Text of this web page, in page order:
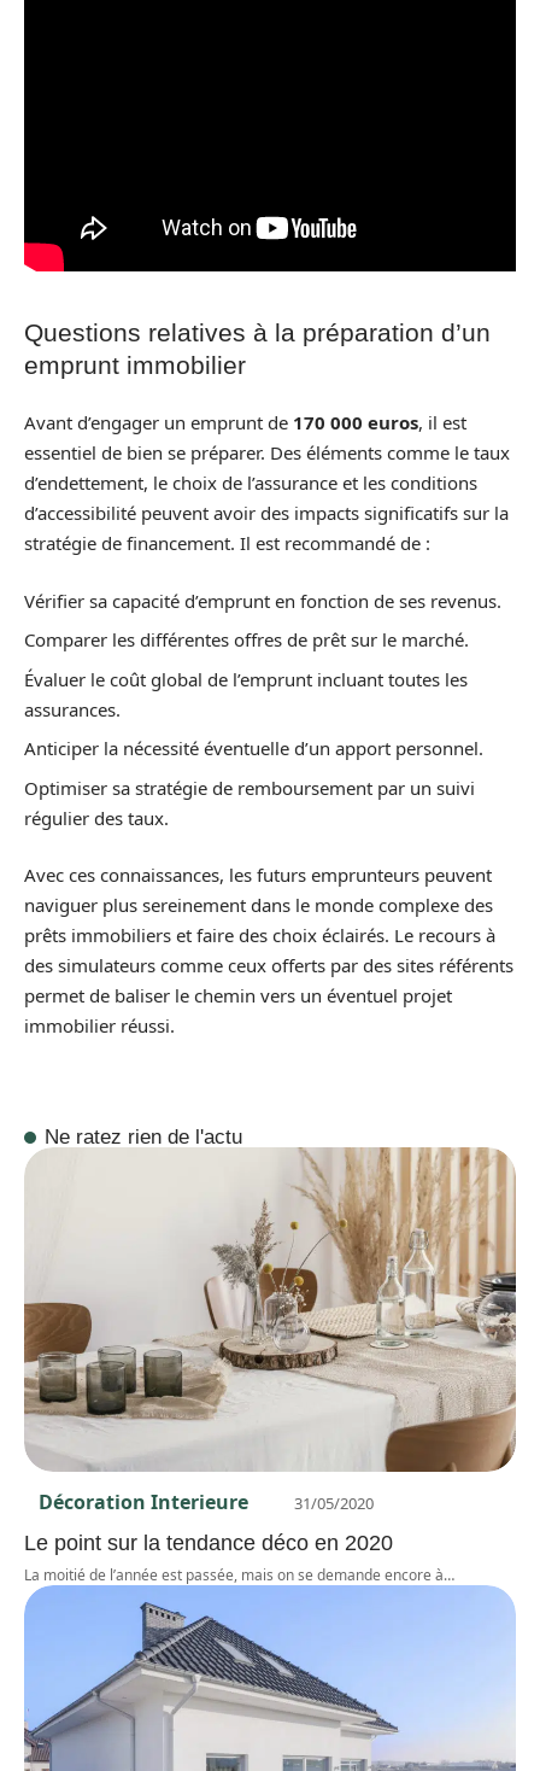
Questions relatives à la préparation d’un
emprunt immobilier
Avant d’engager un emprunt de 170 000 euros, il est
essentiel de bien se préparer. Des éléments comme le taux
d’endettement, le choix de l’assurance et les conditions
d’accessibilité peuvent avoir des impacts significatifs sur la
stratégie de financement. Il est recommandé de :
Vérifier sa capacité d’emprunt en fonction de ses revenus.
Comparer les différentes offres de prêt sur le marché.
Évaluer le coût global de l’emprunt incluant toutes les
assurances.
Anticiper la nécessité éventuelle d’un apport personnel.
Optimiser sa stratégie de remboursement par un suivi
régulier des taux.
Avec ces connaissances, les futurs emprunteurs peuvent
naviguer plus sereinement dans le monde complexe des
prêts immobiliers et faire des choix éclairés. Le recours à
des simulateurs comme ceux offerts par des sites référents
permet de baliser le chemin vers un éventuel projet
immobilier réussi.
Ne ratez rien de l'actu
Décoration Interieure 31/05/2020
Le point sur la tendance déco en 2020
La moitié de l’année est passée, mais on se demande encore à…